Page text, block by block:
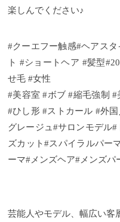
楽しんでください♪
#クーエフー触感#ヘアス
ト #ショートヘア #髪型
せ毛 #女性
#美容室 #ボブ #縮毛強制
#ひし形 #ストカール #外
グレージュ#サロンモデル
ズカット#スパイラルパー
ーマ#メンズヘア#メンズパ
芸能人やモデル、幅広い客